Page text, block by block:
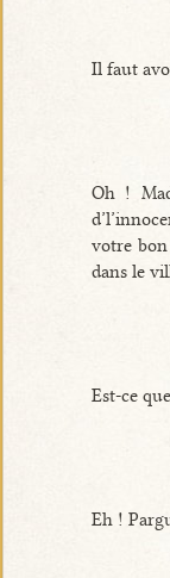
Il faut
Oh !
votre
dans le
Est-ce
Eh !